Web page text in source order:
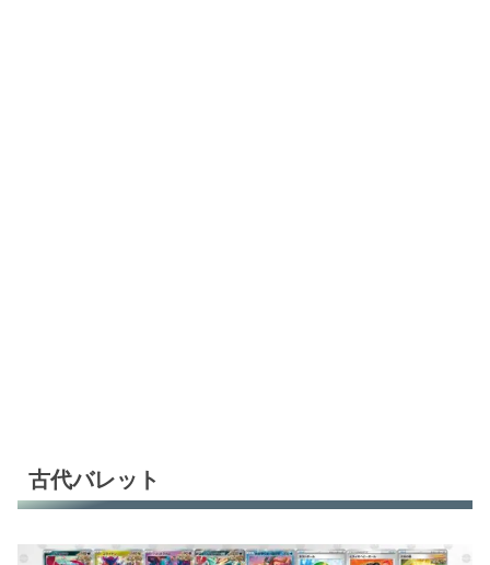
古代バレット